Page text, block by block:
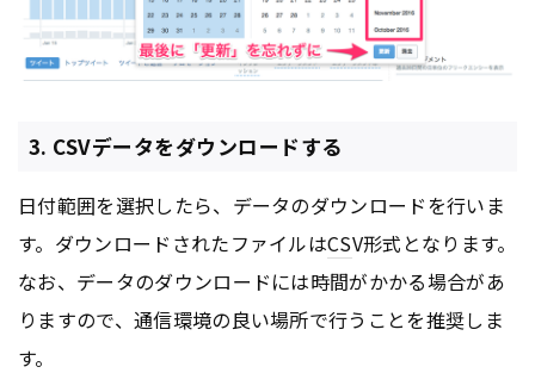
3. CSVデータをダウンロードする
日付範囲を選択したら、データのダウンロードを行いま
す。ダウンロードされたファイルはCSV形式となります。
なお、データのダウンロードには時間がかかる場合があ
りますので、通信環境の良い場所で行うことを推奨しま
す。